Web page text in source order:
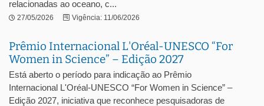
relacionadas ao oceano, c...
27/05/2026 Vigência: 11/06/2026
Prêmio Internacional L'Oréal-UNESCO “For
Women in Science” – Edição 2027
Está aberto o período para indicação ao Prêmio
Internacional L'Oréal-UNESCO “For Women in Science” –
Edição 2027, iniciativa que reconhece pesquisadoras de